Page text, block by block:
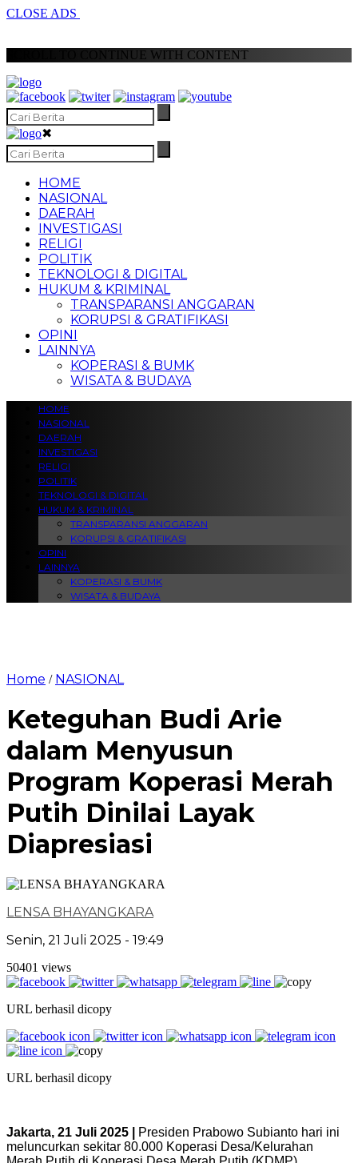
CLOSE ADS
SCROLL TO CONTINUE WITH CONTENT
✖
HOME
NASIONAL
DAERAH
INVESTIGASI
RELIGI
POLITIK
TEKNOLOGI & DIGITAL
HUKUM & KRIMINAL
TRANSPARANSI ANGGARAN
KORUPSI & GRATIFIKASI
OPINI
LAINNYA
KOPERASI & BUMK
WISATA & BUDAYA
HOME
NASIONAL
DAERAH
INVESTIGASI
RELIGI
POLITIK
TEKNOLOGI & DIGITAL
HUKUM & KRIMINAL
TRANSPARANSI ANGGARAN
KORUPSI & GRATIFIKASI
OPINI
LAINNYA
KOPERASI & BUMK
WISATA & BUDAYA
Home / NASIONAL
Keteguhan Budi Arie
dalam Menyusun
Program Koperasi Merah
Putih Dinilai Layak
Diapresiasi
LENSA BHAYANGKARA
Senin, 21 Juli 2025 - 19:49
50401 views
URL berhasil dicopy
URL berhasil dicopy
Jakarta, 21 Juli 2025 |
Presiden Prabowo Subianto hari ini
meluncurkan sekitar 80.000 Koperasi Desa/Kelurahan